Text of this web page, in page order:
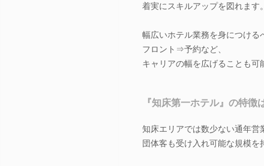
着実にスキルアップを図れます。
幅広いホテル業務を身につける
フロント⇒予約など、
キャリアの幅を広げることも可
『知床第一ホテル』の特
知床エリアでは数少ない通年営
団体客も受け入れ可能な規模を